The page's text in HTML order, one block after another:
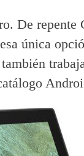
De
única